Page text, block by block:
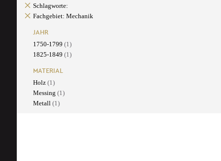
Schlagworte:
Fachgebiet: Mechanik
JAHR
1750-1799 (1)
1825-1849 (1)
MATERIAL
Holz (1)
Messing (1)
Metall (1)